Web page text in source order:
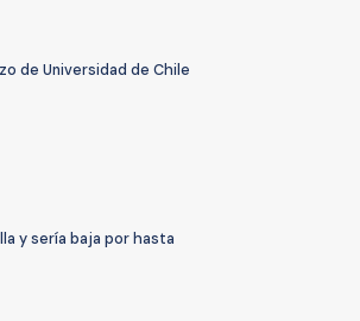
de Universidad de Chile
y sería baja por hasta